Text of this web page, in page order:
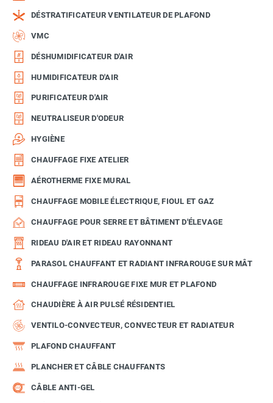
DÉSTRATIFICATEUR VENTILATEUR DE PLAFOND
VMC
DÉSHUMIDIFICATEUR D'AIR
HUMIDIFICATEUR D'AIR
PURIFICATEUR D'AIR
NEUTRALISEUR D'ODEUR
HYGIÈNE
CHAUFFAGE FIXE ATELIER
AÉROTHERME FIXE MURAL
CHAUFFAGE MOBILE ÉLECTRIQUE, FIOUL ET GAZ
CHAUFFAGE POUR SERRE ET BÂTIMENT D'ÉLEVAGE
RIDEAU D'AIR ET RIDEAU RAYONNANT
PARASOL CHAUFFANT ET RADIANT INFRAROUGE SUR MÂT
CHAUFFAGE INFRAROUGE FIXE MUR ET PLAFOND
CHAUDIÈRE À AIR PULSÉ RÉSIDENTIEL
VENTILO-CONVECTEUR, CONVECTEUR ET RADIATEUR
PLAFOND CHAUFFANT
PLANCHER ET CÂBLE CHAUFFANTS
CÂBLE ANTI-GEL